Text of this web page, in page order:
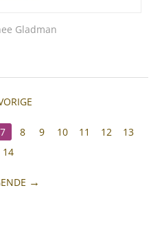
Gladman
7 8 9 10 11 12
13
14